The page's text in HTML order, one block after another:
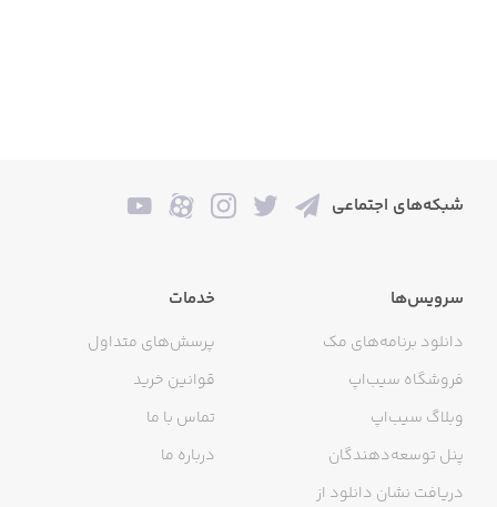
شبکه‌های اجتماعی
سرویس‌ها
دانلود برنامه‌های مک
فروشگاه سیب‌اپ
وبلاگ سیب‌اپ
پنل توسعه‌دهندگان
دریافت نشان دانلود از
خدمات
پرسش‌های متداول
قوانین خرید
تماس با ما
درباره ما